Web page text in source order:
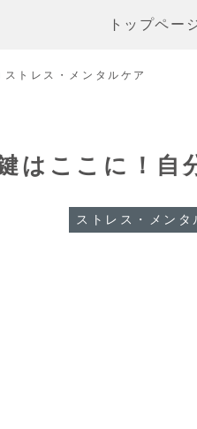
トップペー
ストレス・メンタルケア
はここに！自
ストレス・メンタ